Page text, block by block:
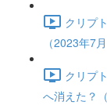
クリプ
（2023年7
クリプ
へ消えた？